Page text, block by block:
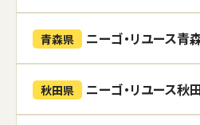
青森県 ニーゴ・リユース青
秋田県 ニーゴ・リユース秋